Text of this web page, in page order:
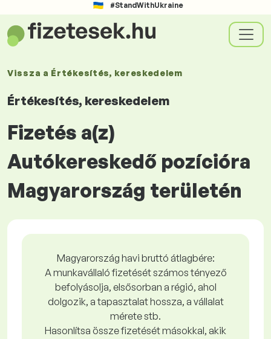
#StandWithUkraine
Vissza a Értékesítés, kereskedelem
Értékesítés, kereskedelem
Fizetés a(z)
Autókereskedő pozícióra
Magyarország területén
Magyarország havi bruttó átlagbére:
A munkavállaló fizetését számos tényező
befolyásolja, elsősorban a régió, ahol
dolgozik, a tapasztalat hossza, a vállalat
mérete stb.
Hasonlítsa össze fizetését másokkal, akik